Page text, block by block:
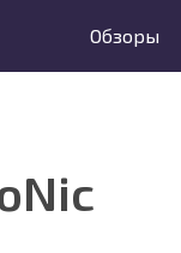
Обзоры